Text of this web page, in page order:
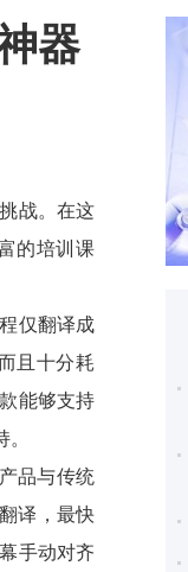
器
战。在这
的培训课
仅翻译成
且十分耗
能够支持
品与传统
译，最快
手动对齐